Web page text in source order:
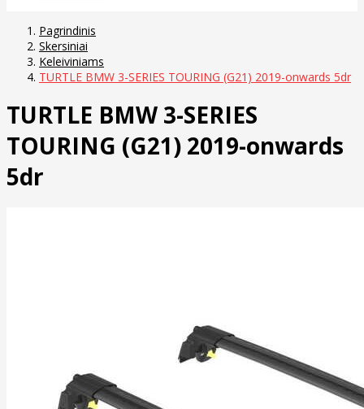
Pagrindinis
Skersiniai
Keleiviniams
TURTLE BMW 3-SERIES TOURING (G21) 2019-onwards 5dr
TURTLE BMW 3-SERIES
TOURING (G21) 2019-onwards
5dr